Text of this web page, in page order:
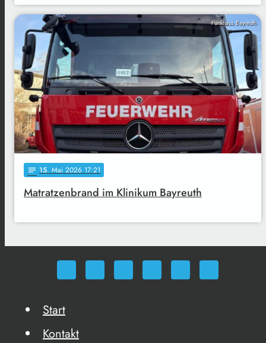
Funkhaus Bayreuth
notes 15. Mai 2026 17:21
Matratzenbrand im Klinikum Bayreuth
Start
Kontakt